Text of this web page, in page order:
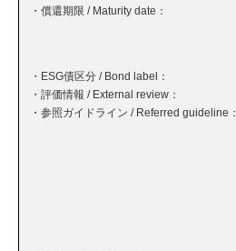
・償還期限 / Maturity date：
・ESG債区分 / Bond label：
・評価情報 / External review：
・参照ガイドライン / Referred guideline：